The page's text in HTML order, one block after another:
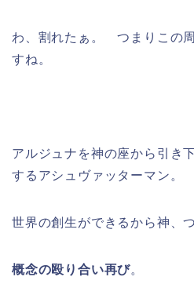
わ、割れたぁ。 つまりこの
すね。
アルジュナを神の座から引き
するアシュヴァッターマン。
世界の創生ができるから神、
概念の殴り合い再び。